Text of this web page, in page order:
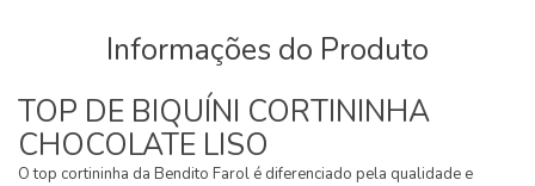
Informações do Produto
TOP DE BIQUÍNI CORTININHA
CHOCOLATE LISO
O top cortininha da Bendito Farol é diferenciado pela qualidade e